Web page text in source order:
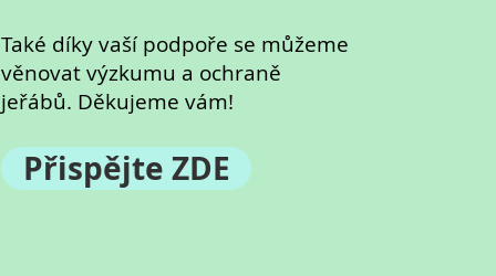
Také díky vaší podpoře se můžeme
věnovat výzkumu a ochraně
jeřábů. Děkujeme vám!
Přispějte ZDE